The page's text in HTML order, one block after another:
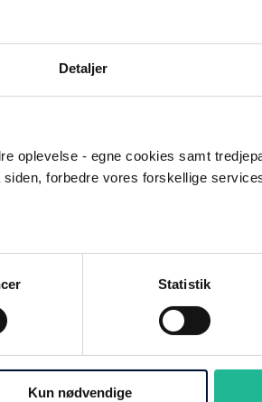
Detaljer
oplevelse - egne cookies samt
forbedre vores forskellige
Statistik
Kun nødvendige